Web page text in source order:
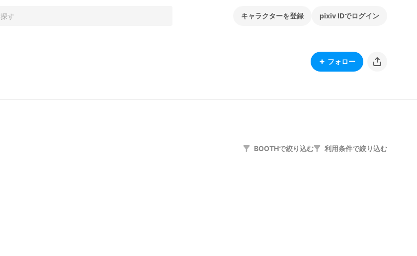
キャラクターを登録 pixiv IDでログイン
フォロー
BOOTHで絞り込む 利用条件で絞り込む